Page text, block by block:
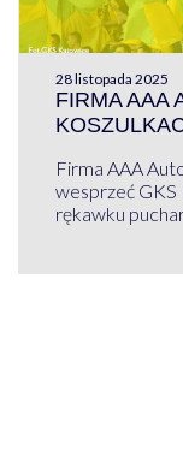
28 listopada 2025
FIRMA AAA
Firma AAA
wesprzeć GKS
rękawku